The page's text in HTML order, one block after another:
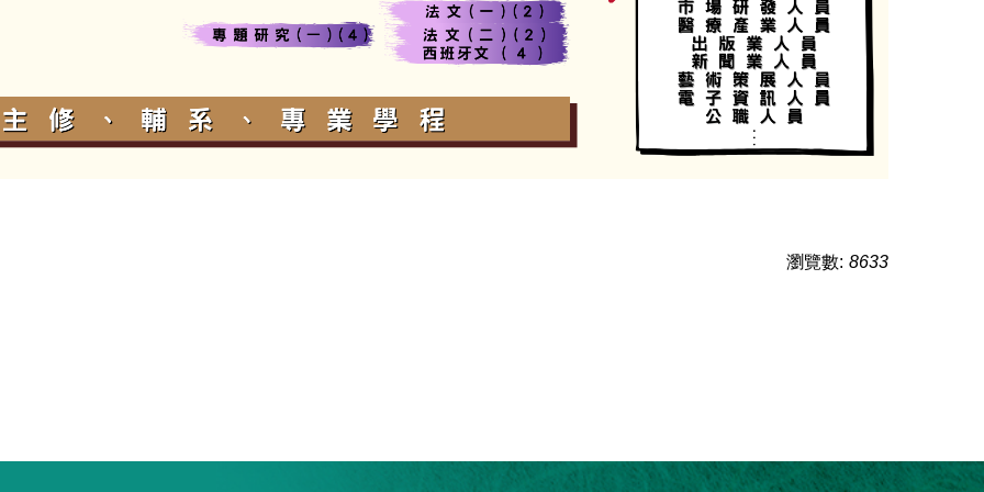
瀏覽數: 8633